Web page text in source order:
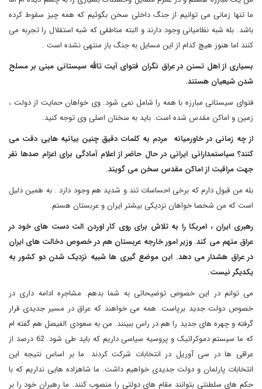
ما تنها زمانی می توانیم از جنگ داخلی سخن بگوئیم که همه چیز سقوط کرده
باشد. بله شبه نظامیانی وجود دارند و البته مناطقی که شبه استقلال را تجربه می
کنند اما هنوز هیچ کدام از این مسایل به جنگ باز منتهی نشده است .
بسیاری از اهل تسنن در عراق نگران فتوای آیت تالله سیستانی مبنی بر مسلح
شدن شیعیان هستند.
فتوای سیستانی مبارزه با همه را شامل نمی شود. وی خواهان حمایت از دولت ،
زمین و اماکن مقدس شده است. باید به سخنان اصلی وی توجه کنید.
از چه زمانی در خاورمیانه مردم به کلمات دقیق چنین بیانیه هایی دقت می
کنند؟ سیاستمدارانی ایرانی در حال حاضر از اعلام آمادگی برای اعزام صدها نفر
جهت مراقبت از اماکن مقدس سخن می گویند.
بله من قبول دارم که برخی احساسات تند و شدید هم وجود دارد . به همین دلیل
است که من شخصا خواهان نزدیکی بیشتر ایران و عربستان هستم.
رهبری ایران ، امریکا را به تلاش برای روی کار اوردن الت دست های خود در
عراق متهم می کند. وزیر امور خارجه عربستان هم در خصوص دخالت های ایران
در عراق هشدار می دهد. این موضع گیری ها شبیه نزدیک شدن دو کشور به
یکدیگر نیست.
می توانم در این خصوص توضیحاتی به شما بدهم. مشاجره ادامه داری در
خصوص دولت جدید برپاست. همه می خواهند که عراق در مسیر جدیدی قرار
گرفته و چهره های جدید را هم در راس ببینند. من به سعودی الفیصل هم گفته ام
که ما سیستم دموکراتیک و پروسیه سیاسی داریم که باید طی شود. 62 درصد از
عراقی ها در سی آوریل در انتخابات شرکت کردند. ما بر اساس نتیجه این
انتخابات پارلمان و دولت جدیدی خواهیم داشت. ما شاهزاده هایی نداریم که با
حکم های سلطنتی بتوانند مقام های دولتی را منصوب کنند. ما رهبران خود را بر